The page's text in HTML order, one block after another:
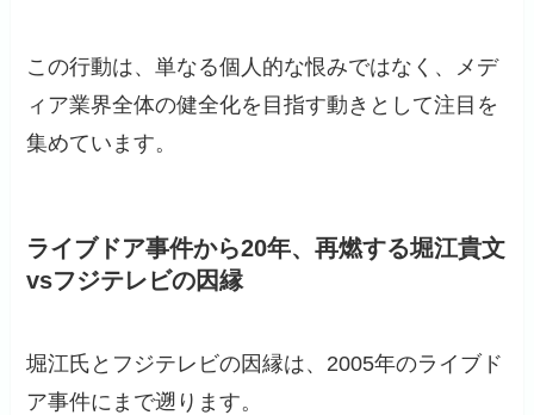
この行動は、単なる個人的な恨みではなく、メデ
ィア業界全体の健全化を目指す動きとして注目を
集めています。
ライブドア事件から20年、再燃する堀江貴文
vsフジテレビの因縁
堀江氏とフジテレビの因縁は、2005年のライブド
ア事件にまで遡ります。